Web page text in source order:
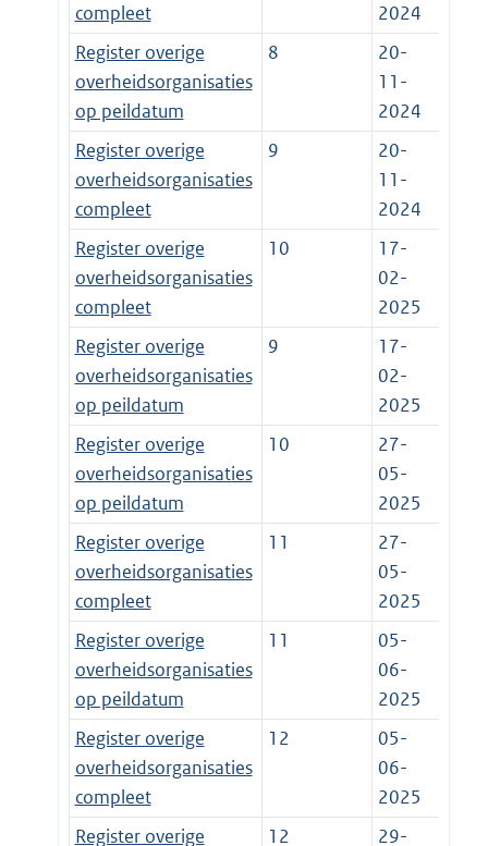
compleet
2024
Register overige
overheidsorganisaties
op peildatum
8
20-
11-
2024
Register overige
overheidsorganisaties
compleet
9
20-
11-
2024
Register overige
overheidsorganisaties
compleet
10
17-
02-
2025
Register overige
overheidsorganisaties
op peildatum
9
17-
02-
2025
Register overige
overheidsorganisaties
op peildatum
10
27-
05-
2025
Register overige
overheidsorganisaties
compleet
11
27-
05-
2025
Register overige
overheidsorganisaties
op peildatum
11
05-
06-
2025
Register overige
overheidsorganisaties
compleet
12
05-
06-
2025
Register overige
12
29-